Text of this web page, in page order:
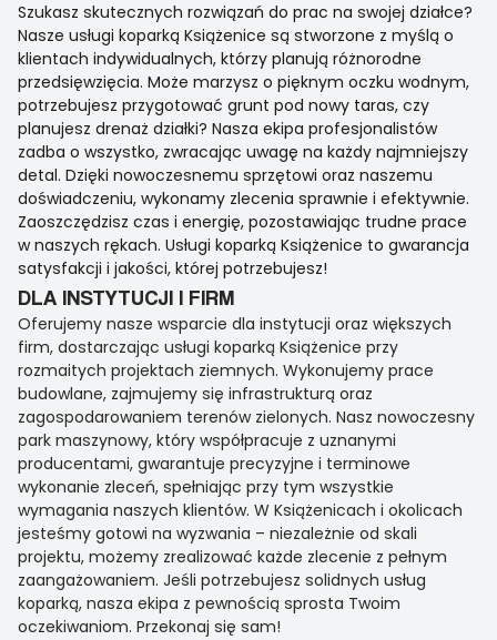
Szukasz skutecznych rozwiązań do prac na swojej działce?
Nasze usługi koparką Książenice są stworzone z myślą o
klientach indywidualnych, którzy planują różnorodne
przedsięwzięcia. Może marzysz o pięknym oczku wodnym,
potrzebujesz przygotować grunt pod nowy taras, czy
planujesz drenaż działki? Nasza ekipa profesjonalistów
zadba o wszystko, zwracając uwagę na każdy najmniejszy
detal. Dzięki nowoczesnemu sprzętowi oraz naszemu
doświadczeniu, wykonamy zlecenia sprawnie i efektywnie.
Zaoszczędzisz czas i energię, pozostawiając trudne prace
w naszych rękach. Usługi koparką Książenice to gwarancja
satysfakcji i jakości, której potrzebujesz!
DLA INSTYTUCJI I FIRM
Oferujemy nasze wsparcie dla instytucji oraz większych
firm, dostarczając usługi koparką Książenice przy
rozmaitych projektach ziemnych. Wykonujemy prace
budowlane, zajmujemy się infrastrukturą oraz
zagospodarowaniem terenów zielonych. Nasz nowoczesny
park maszynowy, który współpracuje z uznanymi
producentami, gwarantuje precyzyjne i terminowe
wykonanie zleceń, spełniając przy tym wszystkie
wymagania naszych klientów. W Książenicach i okolicach
jesteśmy gotowi na wyzwania – niezależnie od skali
projektu, możemy zrealizować każde zlecenie z pełnym
zaangażowaniem. Jeśli potrzebujesz solidnych usług
koparką, nasza ekipa z pewnością sprosta Twoim
oczekiwaniom. Przekonaj się sam!